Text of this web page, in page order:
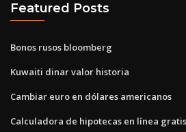
Featured Posts
Bonos rusos bloomberg
Kuwaiti dinar valor historia
Cambiar euro en dólares americanos
Calculadora de hipotecas en línea